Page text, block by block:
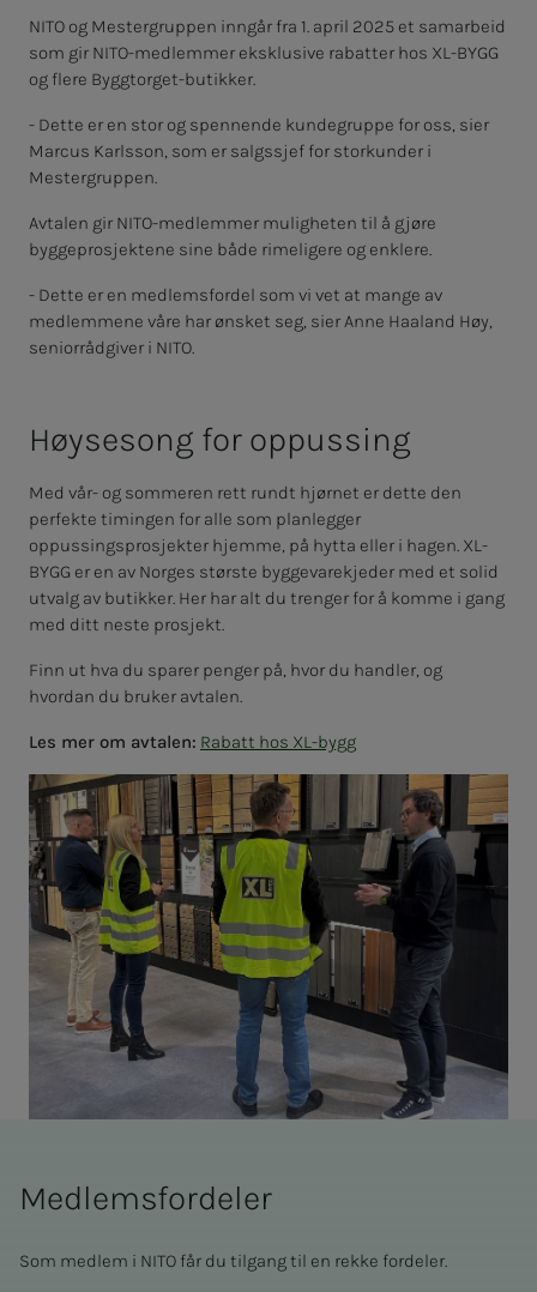
NITO og Mestergruppen inngår fra 1. april 2025 et samarbeid
som gir NITO-medlemmer eksklusive rabatter hos XL-BYGG
og flere Byggtorget-butikker.
- Dette er en stor og spennende kundegruppe for oss, sier
Marcus Karlsson, som er salgssjef for storkunder i
Mestergruppen.
Avtalen gir NITO-medlemmer muligheten til å gjøre
byggeprosjektene sine både rimeligere og enklere.
- Dette er en medlemsfordel som vi vet at mange av
medlemmene våre har ønsket seg, sier Anne Haaland Høy,
seniorrådgiver i NITO.
Høy­­­se­­­song for oppus­­­sing
Med vår- og sommeren rett rundt hjørnet er dette den
perfekte timingen for alle som planlegger
oppussingsprosjekter hjemme, på hytta eller i hagen. XL-
BYGG er en av Norges største byggevarekjeder med et solid
utvalg av butikker. Her har alt du trenger for å komme i gang
med ditt neste prosjekt.
Finn ut hva du sparer penger på, hvor du handler, og
hvordan du bruker avtalen.
Les mer om avtalen: Rabatt hos XL-bygg
Medlemsfordeler
Som medlem i NITO får du tilgang til en rekke fordeler.